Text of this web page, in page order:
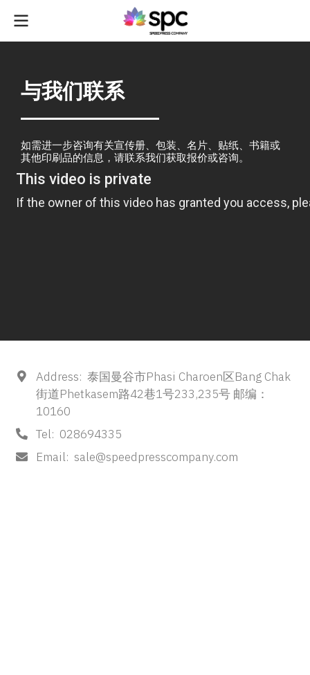
与我们联系
如需进一步咨询有关宣传册、包装、名片、贴纸、书籍或
其他印刷品的信息，请联系我们获取报价或咨询。
Address: 泰国曼谷市Phasi Charoen区Bang Chak
街道Phetkasem路42巷1号233,235号 邮编：
10160
Tel: 028694335
Email: sale@speedpresscompany.com